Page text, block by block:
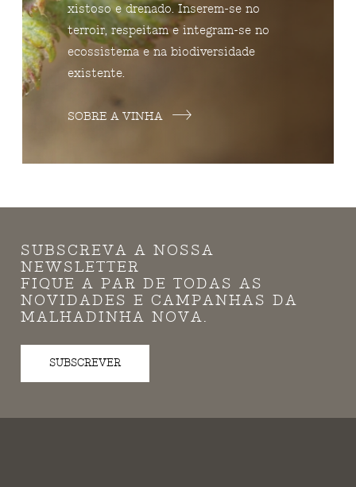
xistoso e drenado. Inserem-se no
terroir, respeitam e integram-se no
ecossistema e na biodiversidade
existente.
SOBRE A VINHA
SUBSCREVA A NOSSA
NEWSLETTER
FIQUE A PAR DE TODAS AS
NOVIDADES E CAMPANHAS DA
MALHADINHA NOVA.
SUBSCREVER